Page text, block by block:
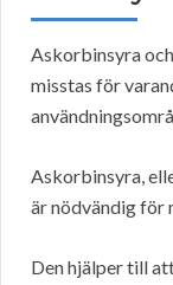
Askorbinsyra
misstas för
Askorbinsyra,
är nödvändig för
Den hjälper till